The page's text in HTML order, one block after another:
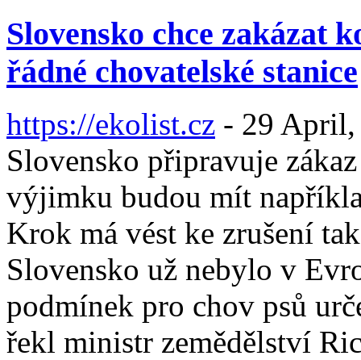
Slovensko chce zakázat
řádné chovatelské stanice
https://ekolist.cz - 29 April,
Slovensko připravuje
výjimku budou mít
Krok má vést ke zrušení
Slovensko už nebylo v
podmínek pro chov psů
řekl ministr zemědělství